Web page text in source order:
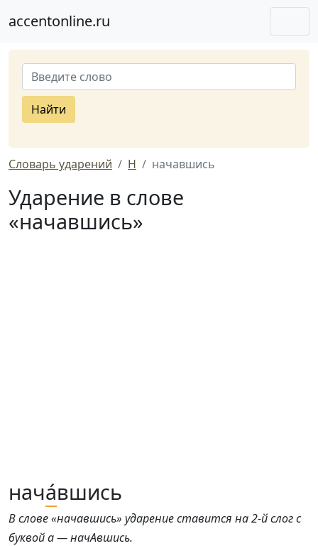
accentonline.ru
Найти
Словарь ударений Н начавшись
Ударение в слове
«начавшись»
нача́вшись
В слове «начавшись» ударение ставится на 2-й слог с
буквой а — начАвшись.